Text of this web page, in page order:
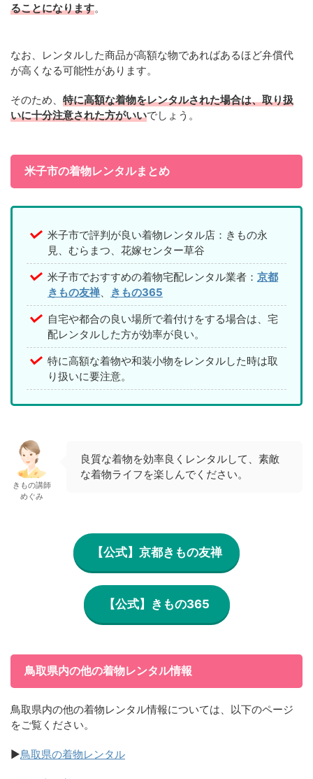
ることになります。
なお、レンタルした商品が高額な物であればあるほど弁償代
が高くなる可能性があります。
そのため、 特に高額な着物をレンタルされた場合は、取り扱
いに十分注意された方がいいでしょう。
米子市の着物レンタルまとめ
米子市で評判が良い着物レンタル店：きもの永
見、むらまつ、花嫁センター草谷
米子市でおすすめの着物宅配レンタル業者： 京都
きもの友禅
きもの365
自宅や都合の良い場所で着付けをする場合は、宅
配レンタルした方が効率が良い。
特に高額な着物や和装小物をレンタルした時は取
り扱いに要注意。
きもの講師
めぐみ
良質な着物を効率良くレンタルして、素敵
な着物ライフを楽しんでください。
【公式】京都きもの友禅
【公式】きもの365
鳥取県内の他の着物レンタル情報
鳥取県内の他の着物レンタル情報については、以下のページ
をご覧ください。
▶鳥取県の着物レンタル